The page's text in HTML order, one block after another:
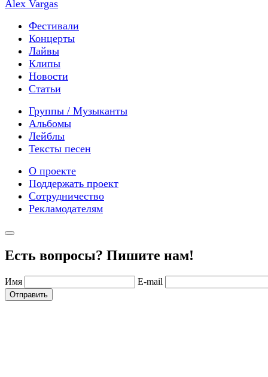
Alex Vargas
Фестивали
Концерты
Лайвы
Клипы
Новости
Статьи
Группы / Музыканты
Альбомы
Лейблы
Тексты песен
О проекте
Поддержать проект
Сотрудничество
Рекламодателям
Есть вопросы? Пишите нам!
Имя E-mail